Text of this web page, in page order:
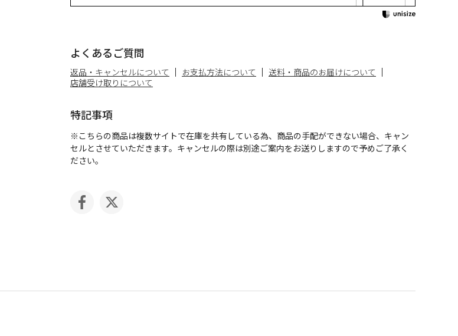
よくあるご質問
返品・キャンセルについて お支払方法について
送料・商品のお届けについて
店舗受け取りについて
特記事項
※こちらの商品は複数サイトで在庫を共有している為、商品の手配ができない場合、キャン
セルとさせていただきます。キャンセルの際は別途ご案内をお送りしますので予めご了承く
ださい。